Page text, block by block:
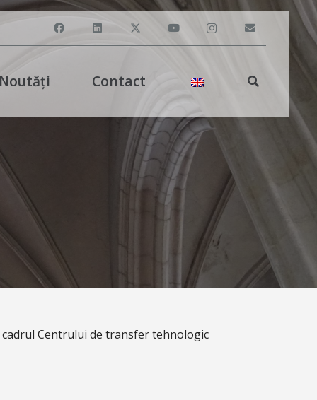
Noutăți Contact
Centrului de transfer tehnologic